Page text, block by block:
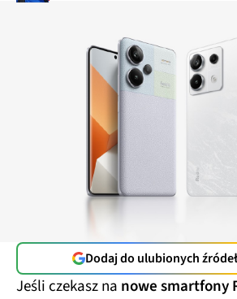
Dodaj do ulubionych
Jeśli czekasz na nowe smartfony